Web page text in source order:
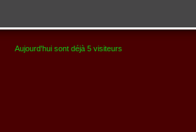
Aujourd'hui sont déjà 5 visiteurs